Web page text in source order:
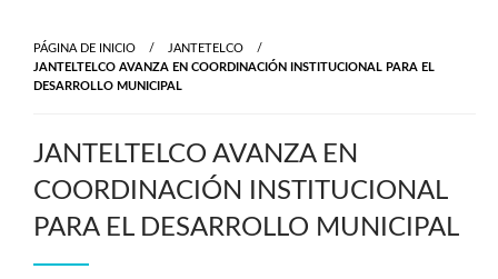
PÁGINA DE INICIO
JANTETELCO
JANTELTELCO AVANZA EN COORDINACIÓN INSTITUCIONAL PARA EL
DESARROLLO MUNICIPAL
JANTELTELCO AVANZA EN
COORDINACIÓN INSTITUCIONAL
PARA EL DESARROLLO MUNICIPAL